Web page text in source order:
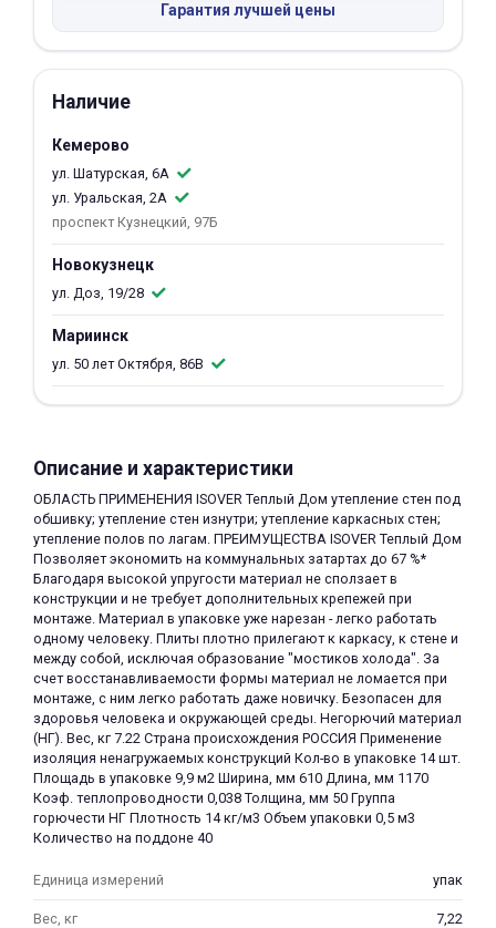
Гарантия лучшей цены
Наличие
Кемерово
ул. Шатурская, 6А
ул. Уральская, 2А
проспект Кузнецкий, 97Б
Новокузнецк
ул. Доз, 19/28
Мариинск
ул. 50 лет Октября, 86В
Описание и характеристики
ОБЛАСТЬ ПРИМЕНЕНИЯ ISOVER Теплый Дом утепление стен под
обшивку; утепление стен изнутри; утепление каркасных стен;
утепление полов по лагам. ПРЕИМУЩЕСТВА ISOVER Теплый Дом
Позволяет экономить на коммунальных затартах до 67 %*
Благодаря высокой упругости материал не сползает в
конструкции и не требует дополнительных крепежей при
монтаже. Материал в упаковке уже нарезан - легко работать
одному человеку. Плиты плотно прилегают к каркасу, к стене и
между собой, исключая образование "мостиков холода". За
счет восстанавливаемости формы материал не ломается при
монтаже, с ним легко работать даже новичку. Безопасен для
здоровья человека и окружающей среды. Негорючий материал
(НГ). Вес, кг 7.22 Страна происхождения РОССИЯ Применение
изоляция ненагружаемых конструкций Кол-во в упаковке 14 шт.
Площадь в упаковке 9,9 м2 Ширина, мм 610 Длина, мм 1170
Коэф. теплопроводности 0,038 Толщина, мм 50 Группа
горючести НГ Плотность 14 кг/м3 Объем упаковки 0,5 м3
Количество на поддоне 40
Единица измерений упак
Вес, кг 7,22
Подробнее
25
недели
раз в 2 недели
Остались вопросы?